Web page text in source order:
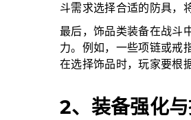
斗需求选择合适的防具，
最后，饰品类装备在战斗
力。例如，一些项链或戒
在选择饰品时，玩家要根
2、装备强化